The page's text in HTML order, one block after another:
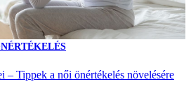
Tippek a női önértékelés növelésére